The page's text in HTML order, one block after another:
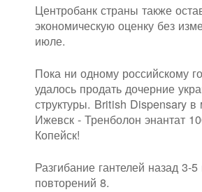
Центробанк страны также
экономическую оценку без
июле.
Пока ни одному российскому
удалось продать дочерние
структуры. British Dispensary в
Ижевск - Тренболон энантат
Копейск!
Разгибание гантелей назад 3-
повторений 8.